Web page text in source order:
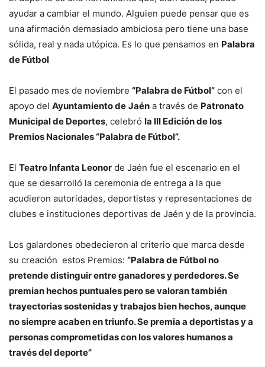
ayudar a cambiar el mundo. Alguien puede pensar que es
una afirmación demasiado ambiciosa pero tiene una base
sólida, real y nada utópica. Es lo que pensamos en Palabra
de Fútbol
El pasado mes de noviembre “Palabra de Fútbol” con el
apoyo del Ayuntamiento de Jaén a través de Patronato
Municipal de Deportes, celebró la III Edición de los
Premios Nacionales “Palabra de Fútbol”.
El Teatro Infanta Leonor de Jaén fue el escenario en el
que se desarrolló la ceremonia de entrega a la que
acudieron autoridades, deportistas y representaciones de
clubes e instituciones deportivas de Jaén y de la provincia.
Los galardones obedecieron al criterio que marca desde
su creación estos Premios: “Palabra de Fútbol no
pretende distinguir entre ganadores y perdedores. Se
premian hechos puntuales pero se valoran también
trayectorias sostenidas y trabajos bien hechos, aunque
no siempre acaben en triunfo. Se premia a deportistas y a
personas comprometidas con los valores humanos a
través del deporte”